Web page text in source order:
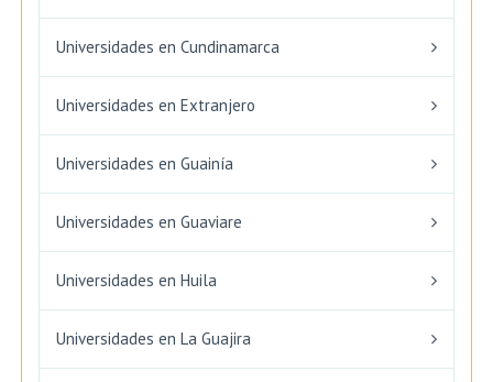
Universidades en Cundinamarca
Universidades en Extranjero
Universidades en Guainía
Universidades en Guaviare
Universidades en Huila
Universidades en La Guajira